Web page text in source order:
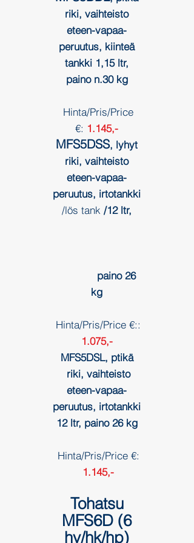
riki, vaihteisto
eteen-vapaa-
peruutus, kiinteä
tankki 1,15 ltr,
paino n.30 kg
Hinta/Pris/Price
€: 1.145,-
MFS5DSS, lyhyt
riki, vaihteisto
eteen-vapaa-
peruutus, irtotankki
/lös tank /12 ltr,
paino 26
kg
Hinta/Pris/Price €::
1.075,-
MFS5DSL, ptikä
riki, vaihteisto
eteen-vapaa-
peruutus, irtotankki
12 ltr, paino 26 kg
Hinta/Pris/Price €:
1.145,-
Tohatsu
MFS6D (6
hv/hk/hp)